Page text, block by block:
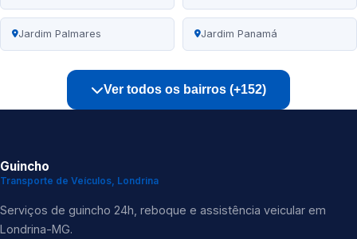
Jardim Palmares Jardim Panamá
Ver todos os bairros (+152)
Guincho
Transporte de Veículos, Londrina
Serviços de guincho 24h, reboque e assistência veicular em
Londrina-MG.